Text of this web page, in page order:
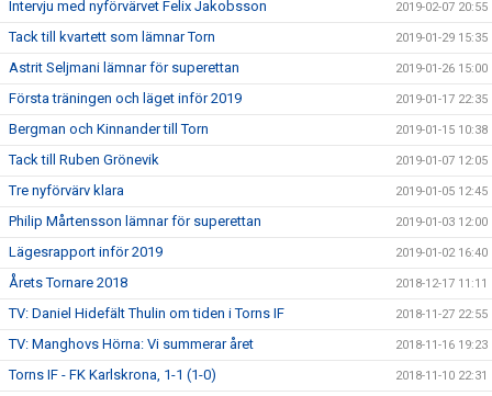
Intervju med nyförvärvet Felix Jakobsson 2019-02-07 20:55
Tack till kvartett som lämnar Torn 2019-01-29 15:35
Astrit Seljmani lämnar för superettan 2019-01-26 15:00
Första träningen och läget inför 2019 2019-01-17 22:35
Bergman och Kinnander till Torn 2019-01-15 10:38
Tack till Ruben Grönevik 2019-01-07 12:05
Tre nyförvärv klara 2019-01-05 12:45
Philip Mårtensson lämnar för superettan 2019-01-03 12:00
Lägesrapport inför 2019 2019-01-02 16:40
Årets Tornare 2018 2018-12-17 11:11
TV: Daniel Hidefält Thulin om tiden i Torns IF 2018-11-27 22:55
TV: Manghovs Hörna: Vi summerar året 2018-11-16 19:23
Torns IF - FK Karlskrona, 1-1 (1-0) 2018-11-10 22:31